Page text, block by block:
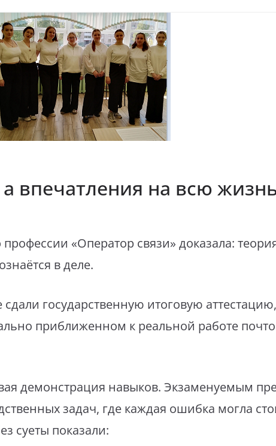
впечатления на всю
«Оператор связи» доказала:
в деле.
государственную итоговую
приближенном к реальной работе
демонстрация навыков. Экзаменуемым
задач, где каждая ошибка могла
суеты показали: